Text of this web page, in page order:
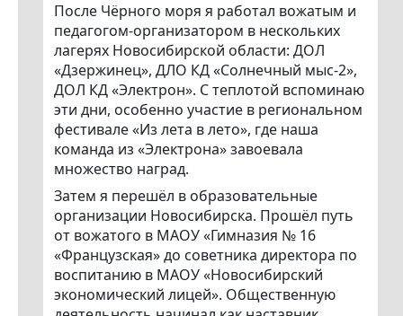
После Чёрного моря я работал вожатым и
педагогом-организатором в нескольких
лагерях Новосибирской области: ДОЛ
«Дзержинец», ДЛО КД «Солнечный мыс-2»,
ДОЛ КД «Электрон». С теплотой вспоминаю
эти дни, особенно участие в региональном
фестивале «Из лета в лето», где наша
команда из «Электрона» завоевала
множество наград.
Затем я перешёл в образовательные
организации Новосибирска. Прошёл путь
от вожатого в МАОУ «Гимназия № 16
«Французская» до советника директора по
воспитанию в МАОУ «Новосибирский
экономический лицей». Общественную